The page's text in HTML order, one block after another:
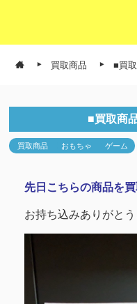
買取商品 ■買
■買取商
買取商品 おもちゃ ゲーム
先日こちらの商品を
お持ち込みありがと